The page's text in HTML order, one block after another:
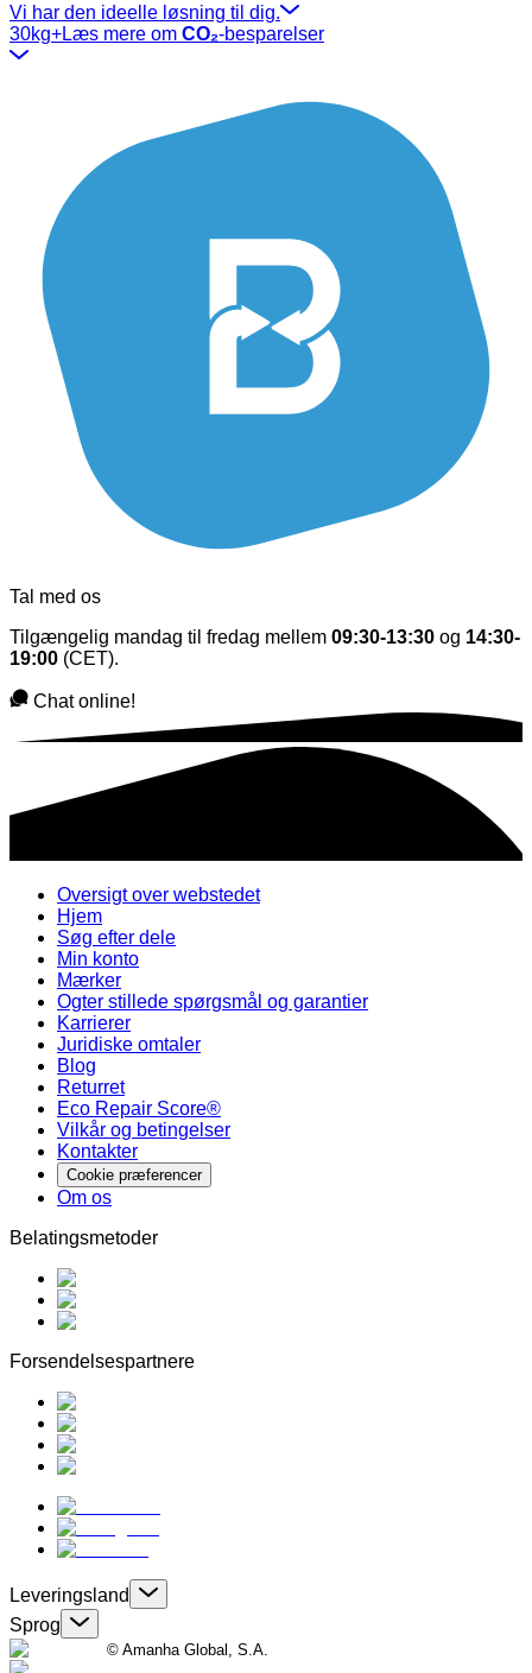
Vi har den ideelle løsning til dig.
30kg+Læs mere om CO₂-besparelser
Tal med os
Tilgængelig mandag til fredag mellem 09:30-13:30 og 14:30-
19:00 (CET).
Chat online!
Oversigt over webstedet
Hjem
Søg efter dele
Min konto
Mærker
Ogter stillede spørgsmål og garantier
Karrierer
Juridiske omtaler
Blog
Returret
Eco Repair Score®
Vilkår og betingelser
Kontakter
Cookie præferencer
Om os
Belatingsmetoder
Forsendelsespartnere
Leveringsland
Sprog
© Amanha Global, S.A.